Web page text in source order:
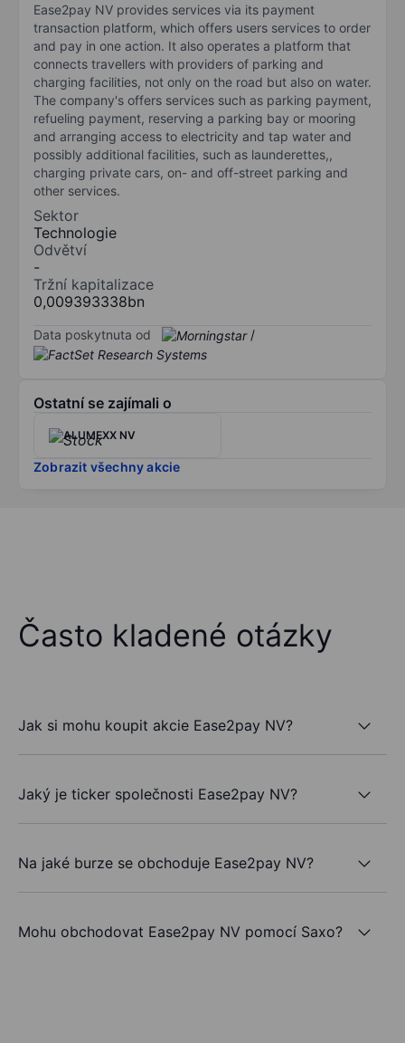
Ease2pay NV provides services via its payment
transaction platform, which offers users services to order
and pay in one action. It also operates a platform that
connects travellers with providers of parking and
charging facilities, not only on the road but also on water.
The company's offers services such as parking payment,
refueling payment, reserving a parking bay or mooring
and arranging access to electricity and tap water and
possibly additional facilities, such as launderettes,,
charging private cars, on- and off-street parking and
other services.
Sektor
Technologie
Odvětví
-
Tržní kapitalizace
0,009393338bn
Data poskytnuta od /
Ostatní se zajímali o
ALUMEXX NV
Zobrazit všechny akcie
Často kladené otázky
Jak si mohu koupit akcie Ease2pay NV?
Jaký je ticker společnosti Ease2pay NV?
Na jaké burze se obchoduje Ease2pay NV?
Mohu obchodovat Ease2pay NV pomocí Saxo?